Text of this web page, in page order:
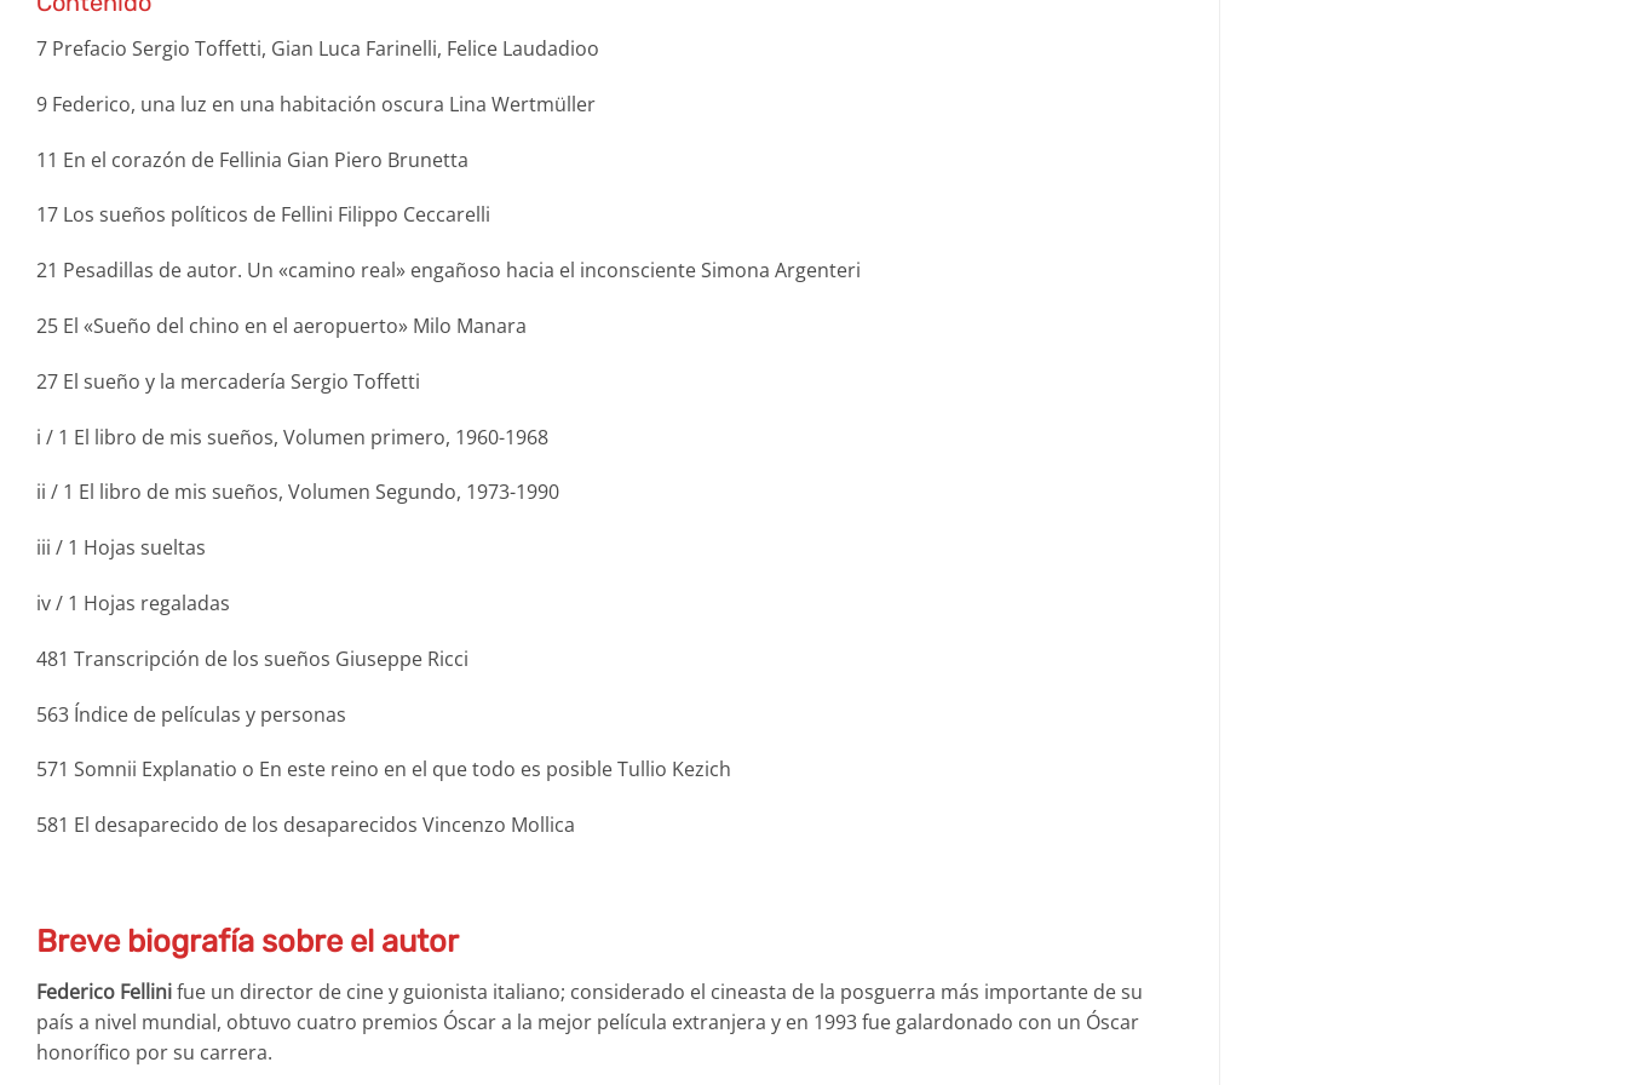
7 Prefacio Sergio Toffetti, Gian Luca Farinelli, Felice Laudadioo
9 Federico, una luz en una habitación oscura Lina Wertmüller
11 En el corazón de Fellinia Gian Piero Brunetta
17 Los sueños políticos de Fellini Filippo Ceccarelli
21 Pesadillas de autor. Un «camino real» engañoso hacia el inconsciente Simona Argenteri
25 El «Sueño del chino en el aeropuerto» Milo Manara
27 El sueño y la mercadería Sergio Toffetti
i / 1 El libro de mis sueños, Volumen primero, 1960-1968
ii / 1 El libro de mis sueños, Volumen Segundo, 1973-1990
iii / 1 Hojas sueltas
iv / 1 Hojas regaladas
481 Transcripción de los sueños Giuseppe Ricci
563 Índice de películas y personas
571 Somnii Explanatio o En este reino en el que todo es posible Tullio Kezich
581 El desaparecido de los desaparecidos Vincenzo Mollica
Breve biografía sobre el autor
Federico Fellinifue un director de cine y guionista italiano; considerado el cineasta de la posguerra más importante de su
país a nivel mundial, obtuvo cuatro premios Óscar a la mejor película extranjera y en 1993 fue galardonado con un Óscar
honorífico por su carrera.